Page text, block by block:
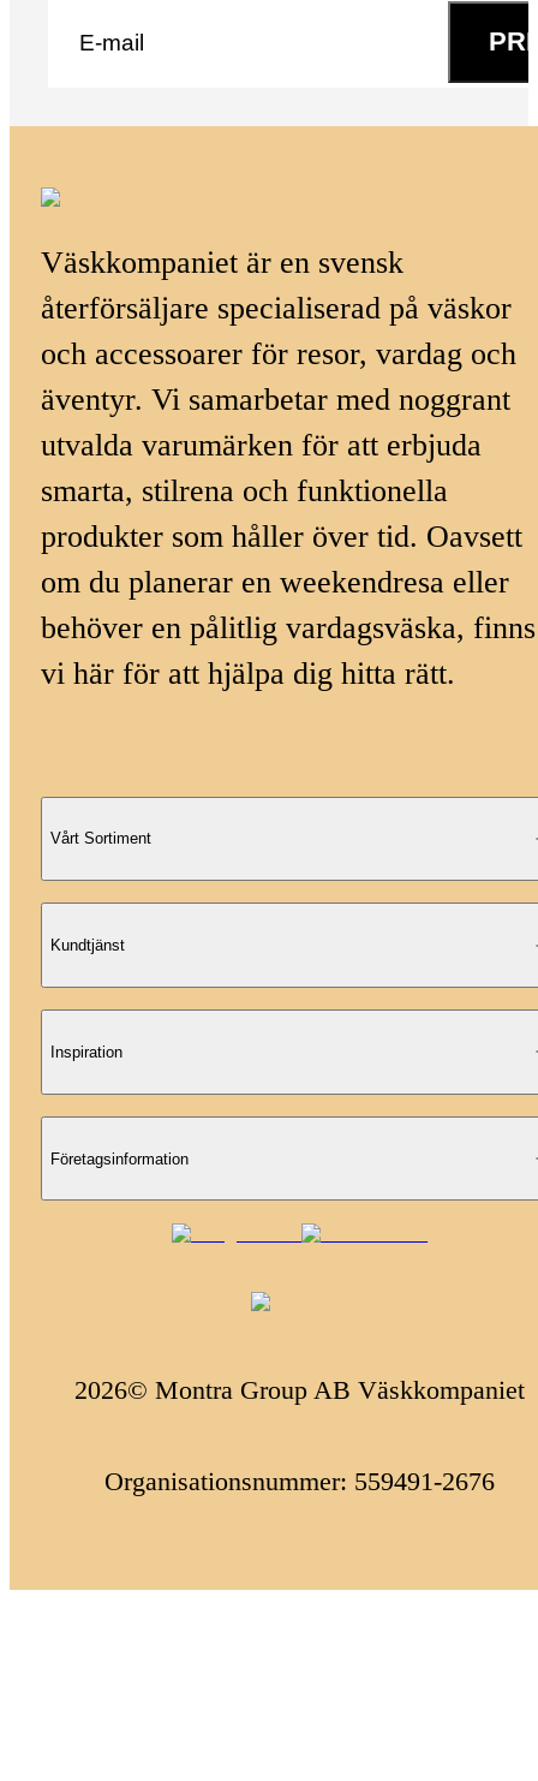
Väskkompaniet är en svensk
återförsäljare specialiserad på väskor
och accessoarer för resor, vardag och
äventyr. Vi samarbetar med noggrant
utvalda varumärken för att erbjuda
smarta, stilrena och funktionella
produkter som håller över tid. Oavsett
om du planerar en weekendresa eller
behöver en pålitlig vardagsväska, finns
vi här för att hjälpa dig hitta rätt.
Vårt Sortiment
Kundtjänst
Inspiration
Företagsinformation
2026© Montra Group AB Väskkompaniet
Organisationsnummer: 559491-2676